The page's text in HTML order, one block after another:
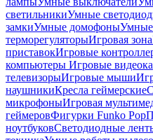
светильникиУмные
замкиУмные домофоны
терморегуляторыИгровая зона
приставокИгровые
компьютеры Игровые
телевизорыИгровые мыши
наушникиКресла геймерские
микрофоныИгровая
геймеровФигурки Funko Pop
ноутбуковСветодиодные